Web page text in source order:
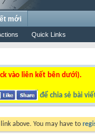
Quick Links
mới
vào liên kết bên dưới).
để chia sẻ bài
above. You may have to